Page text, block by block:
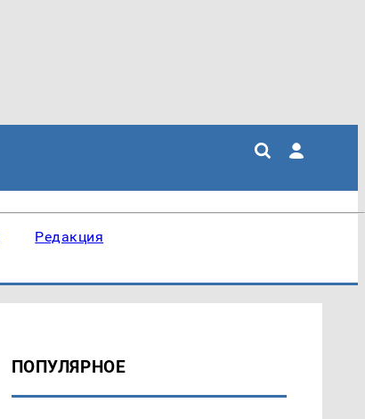
Редакция
ПОПУЛЯРНОЕ